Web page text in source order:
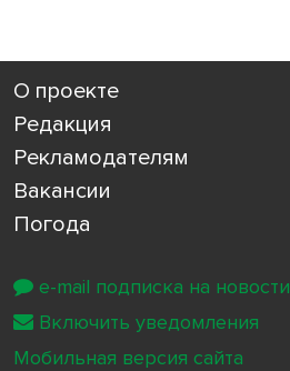
О проекте
Редакция
Рекламодателям
Вакансии
Погода
e-mail подписка на новости
Включить уведомления
Мобильная версия сайта